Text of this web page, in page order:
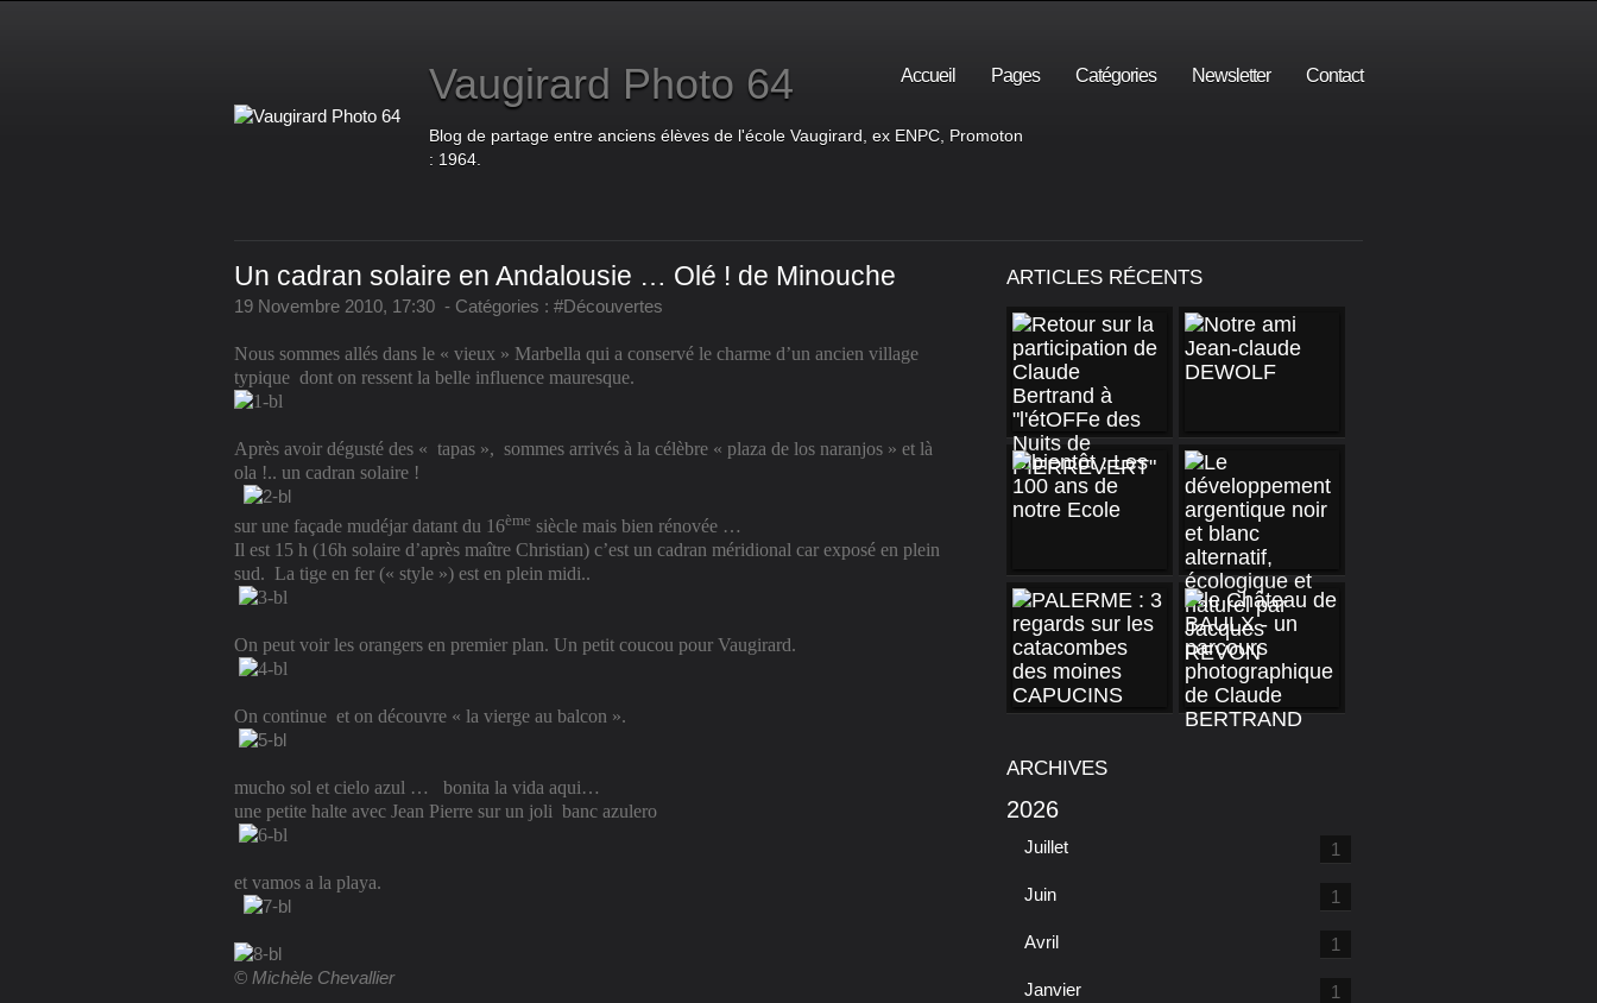
Vaugirard Photo 64
Blog de partage entre anciens élèves de l'école Vaugirard, ex ENPC, Promoton
: 1964.
Accueil Pages Catégories Newsletter Contact
Un cadran solaire en Andalousie … Olé ! de Minouche
19 Novembre 2010, 17:30 - Catégories : #Découvertes
Nous sommes allés dans le « vieux » Marbella qui a conservé le charme d’un ancien village
typique dont on ressent la belle influence mauresque.
Après avoir dégusté des « tapas », sommes arrivés à la célèbre « plaza de los naranjos » et là
ola !.. un cadran solaire !
sur une façade mudéjar datant du 16ème siècle mais bien rénovée …
Il est 15 h (16h solaire d’après maître Christian) c’est un cadran méridional car exposé en plein
sud. La tige en fer (« style ») est en plein midi..
On peut voir les orangers en premier plan. Un petit coucou pour Vaugirard.
On continue et on découvre « la vierge au balcon ».
mucho sol et cielo azul …
bonita la vida aqui…
une petite halte avec Jean Pierre sur un joli banc azulero
et vamos a la playa.
© Michèle Chevallier
ARTICLES RÉCENTS
ARCHIVES
2026
Juillet 1
Juin 1
Avril 1
Janvier 1